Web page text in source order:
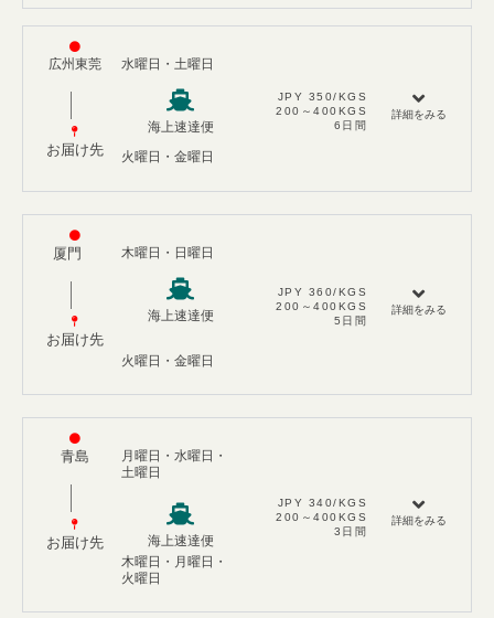
広州東莞
お届け先
水曜日・土曜日​
海上速達便
火曜日・金曜日​
JPY 350/KGS​
200～400KGS​
6日間
詳細をみる
​​​厦門
お届け先
木曜日・日曜日
海上速達便
火曜日・金曜日
JPY 360/KGS​
200～400KGS​
5日間
詳細をみる
青島​​
お届け先
月曜日​・水曜日・
土曜日
海上速達便
木曜日・月曜日・
火曜日
JPY 340/KGS​
200～400KGS
3日間
詳細をみる